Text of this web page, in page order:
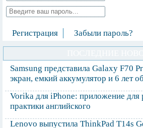
Регистрация Забыли пароль?
Samsung представила Galaxy F70
экран, емкий аккумулятор и 6 лет
Vorika для iPhone: приложение для
практики английского
Lenovo выпустила ThinkPad T14s